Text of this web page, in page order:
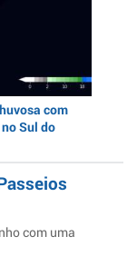
com
Sul do
com uma